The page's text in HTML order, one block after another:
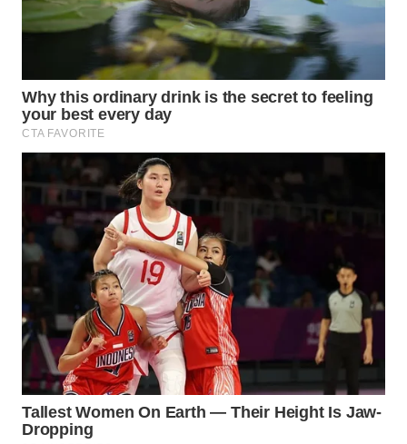
WN
LANGKAT
WN
TAPANULI
SELATAN
TANJUNG
LESUNG
WN
WN
SIMALUNGUN
WN
LABUHANBATU